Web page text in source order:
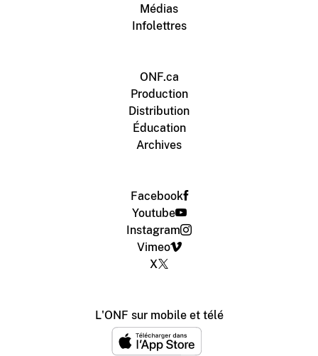
Médias
Infolettres
ONF.ca
Production
Distribution
Éducation
Archives
Facebook
Youtube
Instagram
Vimeo
X
L'ONF sur mobile et télé